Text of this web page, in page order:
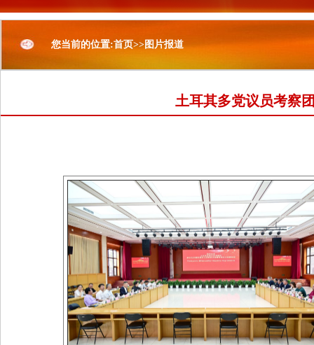
您当前的位置:首页>>图片报道
土耳其多党议员考察